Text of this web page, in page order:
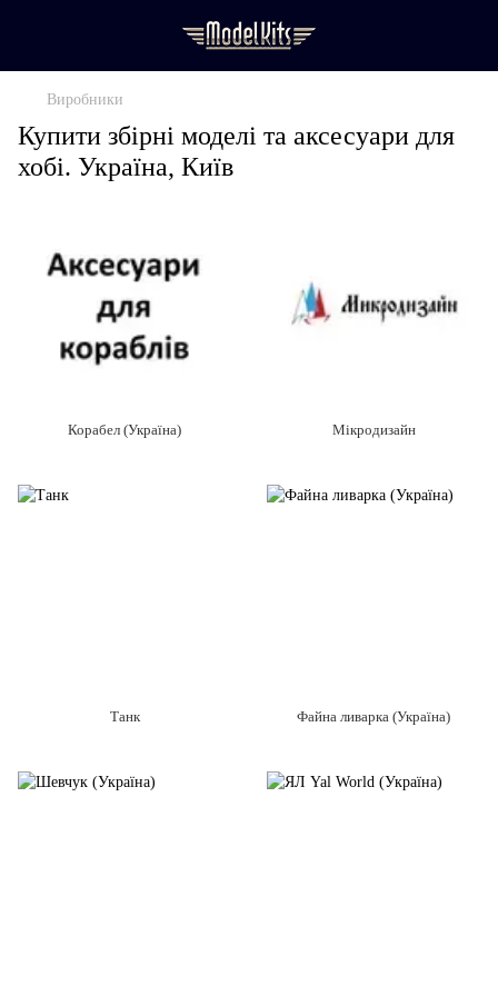
Виробники
Купити збірні моделі та аксесуари для
хобі. Україна, Київ
Корабел (Україна) Мікродизайн
Танк Файна ливарка (Україна)